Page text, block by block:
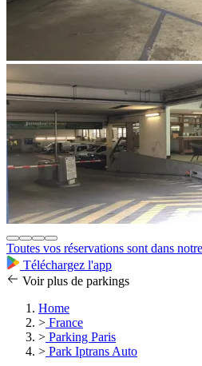
Toutes vos réservations sont dans
Téléchargez l'app
Voir plus de parkings
Home
> France
> Parking Paris
> Park Iptrans Auto